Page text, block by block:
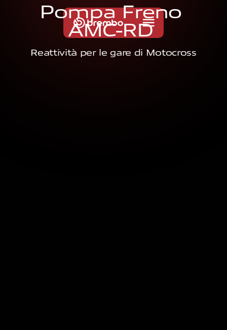
Pompa Freno
AMC-RD
Reattività per le gare di Motocross